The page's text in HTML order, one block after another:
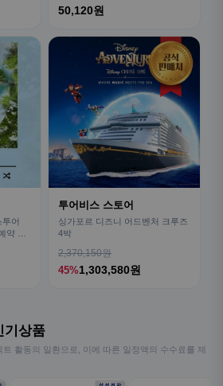
50,120원
어
약 식
투어비스 스토어
싱가포르 디즈니 어드벤처 크루즈
4박
2,370,150원
45%1,303,580원
기상품
활동의 일환으로, 이에 따른 일정액의 수수료를 제